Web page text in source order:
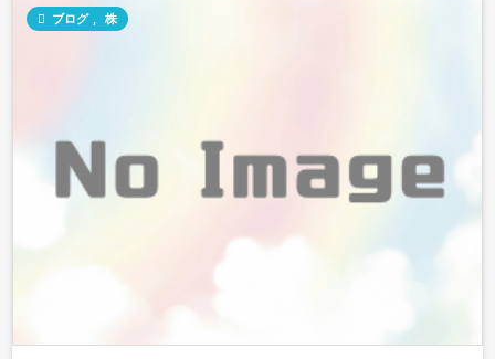
 ブログ 株